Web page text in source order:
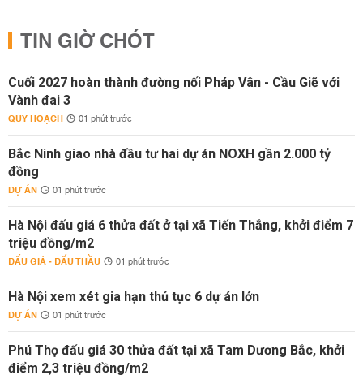
TIN GIỜ CHÓT
Cuối 2027 hoàn thành đường nối Pháp Vân - Cầu Giẽ với
Vành đai 3
QUY HOẠCH 01 phút trước
Bắc Ninh giao nhà đầu tư hai dự án NOXH gần 2.000 tỷ
đồng
DỰ ÁN 01 phút trước
Hà Nội đấu giá 6 thửa đất ở tại xã Tiến Thắng, khởi điểm 7
triệu đồng/m2
ĐẤU GIÁ - ĐẤU THẦU 01 phút trước
Hà Nội xem xét gia hạn thủ tục 6 dự án lớn
DỰ ÁN 01 phút trước
Phú Thọ đấu giá 30 thửa đất tại xã Tam Dương Bắc, khởi
điểm 2,3 triệu đồng/m2